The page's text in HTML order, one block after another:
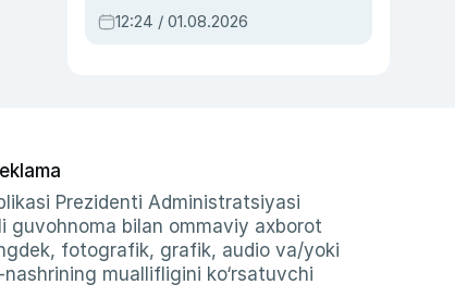
Oripovni siyosiy
ayblovlardan asrab
12:24 / 01.08.2026
Prezidenti Administratsiyasi
guvohnoma bilan ommaviy axborot
fotografik, grafik, audio va/yoki
muallifligini ko‘rsatuvchi